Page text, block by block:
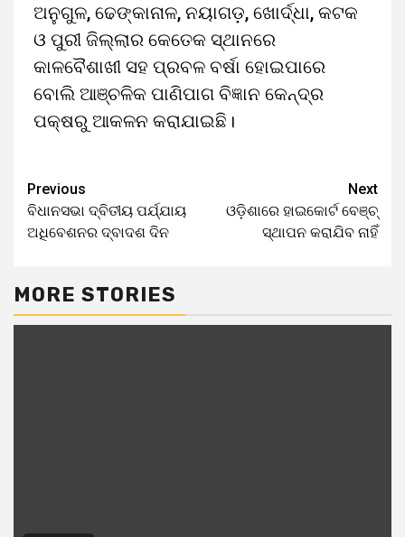
ଅନୁଗୁଳ, ଢେଙ୍କାନାଳ, ନୟାଗଡ଼, ଖୋର୍ଦ୍ଧା, କଟକ
ଓ ପୁରୀ ଜିଲ୍ଲାର କେତେକ ସ୍ଥାନରେ
କାଳବୈଶାଖୀ ସହ ପ୍ରବଳ ବର୍ଷା ହୋଇପାରେ
ବୋଲି ଆଞ୍ଚଳିକ ପାଣିପାଗ ବିଜ୍ଞାନ କେନ୍ଦ୍ର
ପକ୍ଷରୁ ଆକଳନ କରାଯାଇଛି।
Previous
ବିଧାନସଭା ଦ୍ବିତୀୟ ପର୍ଯ୍ଯାୟ
ଅଧିବେଶନର ଦ୍ବାଦଶ ଦିନ
Next
ଓଡ଼ିଶାରେ ହାଇକୋର୍ଟ ବେଞ୍ଚ୍
ସ୍ଥାପନ କରାଯିବ ନାହିଁ
MORE STORIES